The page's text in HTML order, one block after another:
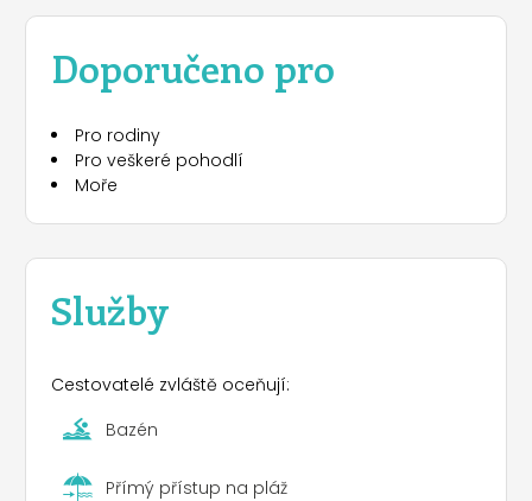
Doporučeno pro
Pro rodiny
Pro veškeré pohodlí
Moře
Služby
Cestovatelé zvláště oceňují:
Bazén
Přímý přístup na pláž